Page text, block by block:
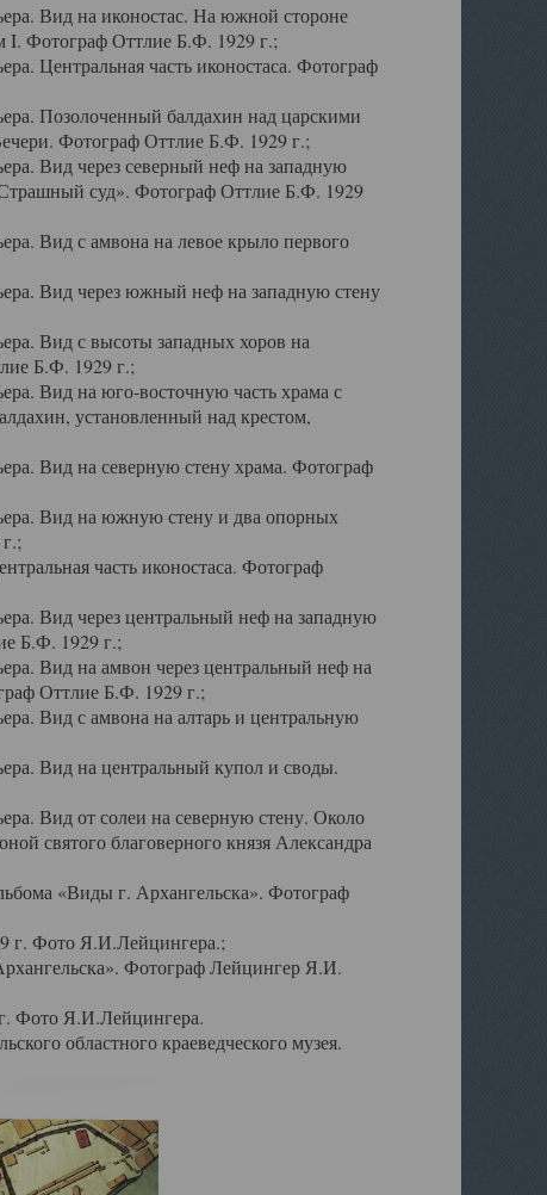
Вид на иконостас. На южной стороне
I. Фотограф Оттлие Б.Ф. 1929 г.;
Центральная часть иконостаса. Фотограф
Позолоченный балдахин над царскими
Фотограф Оттлие Б.Ф. 1929 г.;
Вид через северный неф на западную
суд». Фотограф Оттлие Б.Ф. 1929
Вид с амвона на левое крыло первого
Вид через южный неф на западную стену
Вид с высоты западных хоров на
Б.Ф. 1929 г.;
Вид на юго-восточную часть храма с
установленный над крестом,
Вид на северную стену храма. Фотограф
Вид на южную стену и два опорных
часть иконостаса. Фотограф
Вид через центральный неф на западную
Б.Ф. 1929 г.;
Вид на амвон через центральный неф на
Оттлие Б.Ф. 1929 г.;
Вид с амвона на алтарь и центральную
Вид на центральный купол и своды.
Вид от солеи на северную стену. Около
святого благоверного князя Александра
«Виды г. Архангельска». Фотограф
г. Фото Я.И.Лейцингера.;
Фотограф Лейцингер Я.И.
Фото Я.И.Лейцингера.
областного краеведческого музея.